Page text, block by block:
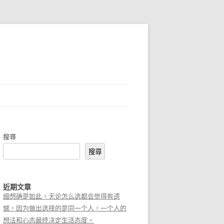
搜尋
搜尋
近期文章
细想确是如此，无论怎么选都会觉得有遗
憾，因为做出选择的是同一个人，一个人的
想法和心态最终决定生活态度。